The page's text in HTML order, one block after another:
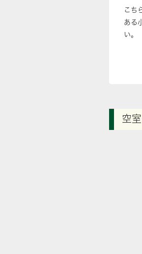
こち
ある
い。
空